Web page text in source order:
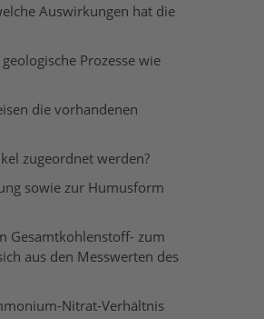
Auswirkungen hat die
Prozesse wie
die vorhandenen
zugeordnet werden?
sowie zur Humusform
Gesamtkohlenstoff- zum
aus den Messwerten des
Nitrat-Verhältnis